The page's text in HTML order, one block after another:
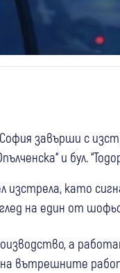
завърши с
и бул.
като
на един от
а
вътрешните